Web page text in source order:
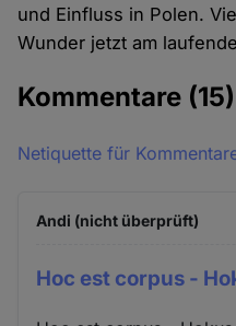
und Einfluss in Polen.
Wunder jetzt am
Kommentare (15)
Netiquette für
Andi (nicht überprüft)
Hoc est corpus -